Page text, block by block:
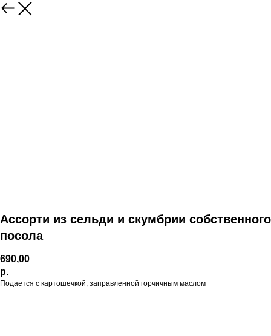
Ассорти из сельди и скумбрии собственного
посола
690,00
р.
Подается с картошечкой, заправленной горчичным маслом